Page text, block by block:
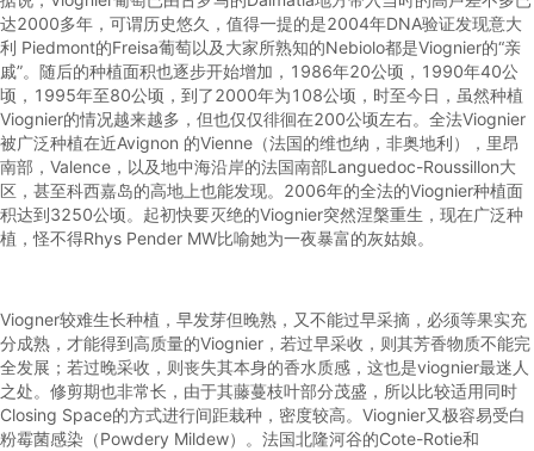
达2000多年，可谓历史悠久，值得一提的是2004年DNA验证发现意大
利 Piedmont的Freisa葡萄以及大家所熟知的Nebiolo都是Viognier的“亲
戚”。随后的种植面积也逐步开始增加，1986年20公顷，1990年40公
顷，1995年至80公顷，到了2000年为108公顷，时至今日，虽然种植
Viognier的情况越来越多，但也仅仅徘徊在200公顷左右。全法Viognier
被广泛种植在近Avignon 的Vienne（法国的维也纳，非奥地利），里昂
南部，Valence，以及地中海沿岸的法国南部Languedoc-Roussillon大
区，甚至科西嘉岛的高地上也能发现。2006年的全法的Viognier种植面
积达到3250公顷。起初快要灭绝的Viognier突然涅槃重生，现在广泛种
植，怪不得Rhys Pender MW比喻她为一夜暴富的灰姑娘。
Viogner较难生长种植，早发芽但晚熟，又不能过早采摘，必须等果实充
分成熟，才能得到高质量的Viognier，若过早采收，则其芳香物质不能完
全发展；若过晚采收，则丧失其本身的香水质感，这也是viognier最迷人
之处。修剪期也非常长，由于其藤蔓枝叶部分茂盛，所以比较适用同时
Closing Space的方式进行间距栽种，密度较高。Viognier又极容易受白
粉霉菌感染（Powdery Mildew）。法国北隆河谷的Cote-Rotie和